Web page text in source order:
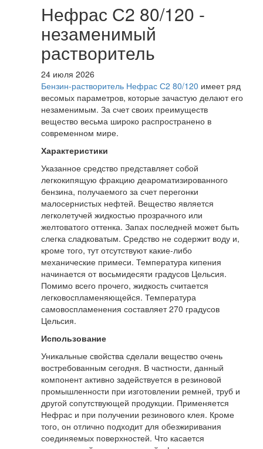
Нефрас С2 80/120 -
незаменимый
растворитель
24 июля 2026
Бензин-растворитель Нефрас С2 80/120 имеет ряд
весомых параметров, которые зачастую делают его
незаменимым. За счет своих преимуществ
вещество весьма широко распространено в
современном мире.
Характеристики
Указанное средство представляет собой
легкокипящую фракцию деароматизированного
бензина, получаемого за счет перегонки
малосернистых нефтей. Вещество является
легколетучей жидкостью прозрачного или
желтоватого оттенка. Запах последней может быть
слегка сладковатым. Средство не содержит воду и,
кроме того, тут отсутствуют какие-либо
механические примеси. Температура кипения
начинается от восьмидесяти градусов Цельсия.
Помимо всего прочего, жидкость считается
легковоспламеняющейся. Температура
самовоспламенения составляет 270 градусов
Цельсия.
Использование
Уникальные свойства сделали вещество очень
востребованным сегодня. В частности, данный
компонент активно задействуется в резиновой
промышленности при изготовлении ремней, труб и
другой сопутствующей продукции. Применяется
Нефрас и при получении резинового клея. Кроме
того, он отлично подходит для обезжиривания
соединяемых поверхностей. Что касается